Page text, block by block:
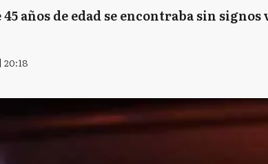
años de edad se encontraba sin
20:18